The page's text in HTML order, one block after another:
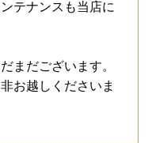
テナンスも当店に
まだございます。
お越しくださいま